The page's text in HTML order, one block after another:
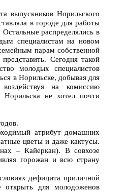
выпускников Норильского
в городе для работы
распределялись в
специалистам на новом
парам собственной
Сегодня такой
молодых специалистов
в Норильске, добывая для
на комиссию
Норильска не хотел почти
атрибут домашних
цветы и даже кактусы.
– Кайеркан). В совхозе
горожан и всю страну
дефицита приличной
для молодоженов